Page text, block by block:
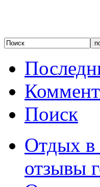
Поиск
Отдых в
отзывы